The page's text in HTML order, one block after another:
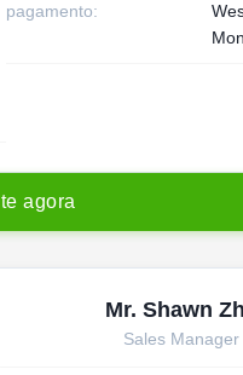
pagamento:
te agora
Mr. Shawn
Sales Manager